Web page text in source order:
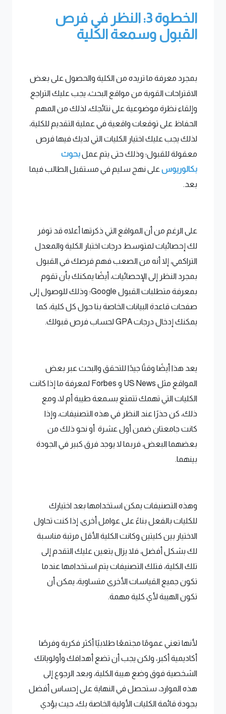
الخطوة 3: النظر في فرص
القبول وسمعة الكلية
بمجرد معرفة ما تريده من الكلية والحصول على بعض
الاقتراحات القوية من مواقع البحث، يجب عليك التراجع
وإلقاء نظرة موضوعية على نتائجك، لذلك من المهم
الحفاظ على توقعات واقعية في عملية التقديم للكلية،
لذلك يجب عليك اختيار الكليات التي لديك فيها فرص
معقولة للقبول؛ وذلك حتى يتم عملبحوث
بكالوريوس على نهج سليم في مستقبل الطالب فيما
بعد.
على الرغم من أن المواقع التي ذكرتها أعلاه قد توفر
لك إحصائيات لمتوسط ​​درجات اختبار الكلية والمعدل
التراكمي، إلا أنه من الصعب فهم فرصك في القبول
بمجرد النظر إلى الإحصائيات، أيضًا يمكنك بأن تقوم
بمعرفة متطلبات القبول Google؛ وذلك للوصول إلى
صفحات قاعدة البيانات الخاصة بنا حول كل كلية، كما
يمكنك إدخال درجات GPA لحساب فرص قبولك.
يعد هذا أيضًا وقتًا جيدًا للتحقق والبحث عبر بعض
المواقع مثل US News و Forbes لمعرفة ما إذا كانت
الكليات التي تهمك تتمتع بسمعة طيبة أم لا، ومع
ذلك، كن حذرًا عند النظر في هذه التصنيفات، وإذا
كانت جامعتان ضمن أول عشرة أو نحو ذلك من
بعضهما البعض، فربما لا يوجد فرق كبير في الجودة
بينهما.
وهذه التصنيفات يمكن استخدامها بعد اختيارك
للكليات بالفعل بناءً على عوامل أخرى، إذا كنت تحاول
الاختيار بين كليتين وكانت الكلية الأقل مرتبة مناسبة
لك بشكل أفضل، فلا يزال يتعين عليك التقدم إلى
تلك الكلية، فتلك التصنيفات يتم استخدامها عندما
تكون جميع القياسات الأخرى متساوية، يمكن أن
تكون الهيبة لأي كلية مهمة.
لأنها تعني عمومًا مجتمعًا طلابيًا أكثر فكرية وفرصًا
أكاديمية أكبر، ولكن يجب أن تضع أهدافك وأولوياتك
الشخصية فوق وضع هيبة الكلية، وبعد الرجوع إلى
هذه الموارد، ستحصل في النهاية على إحساس أفضل
بجودة قائمة الكليات الأولية الخاصة بك، حيث يؤدي